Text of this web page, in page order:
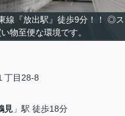
線『放出駅』徒歩9分！！ ◎ス
物至便な環境です。
丁目28-8
見 」駅 徒歩18分